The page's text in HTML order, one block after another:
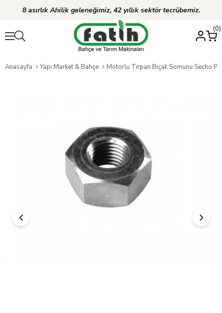
8 asırlık Ahilik geleneğimiz, 42 yıllık sektör tecrübemiz.
0
Anasayfa Yapı Market & Bahçe Motorlu Tırpan Bıçak Somunu Secho